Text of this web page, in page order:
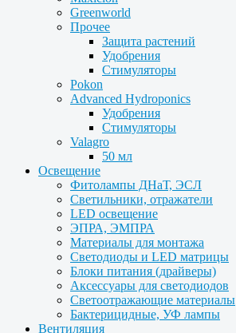
Greenworld
Прочее
Защита растений
Удобрения
Стимуляторы
Pokon
Advanced Hydroponics
Удобрения
Стимуляторы
Valagro
50 мл
Освещение
Фитолампы ДНаТ, ЭСЛ
Светильники, отражатели
LED освещение
ЭПРА, ЭМПРА
Материалы для монтажа
Светодиоды и LED матрицы
Блоки питания (драйверы)
Аксессуары для светодиодов
Светоотражающие материалы
Бактерицидные, УФ лампы
Вентиляция